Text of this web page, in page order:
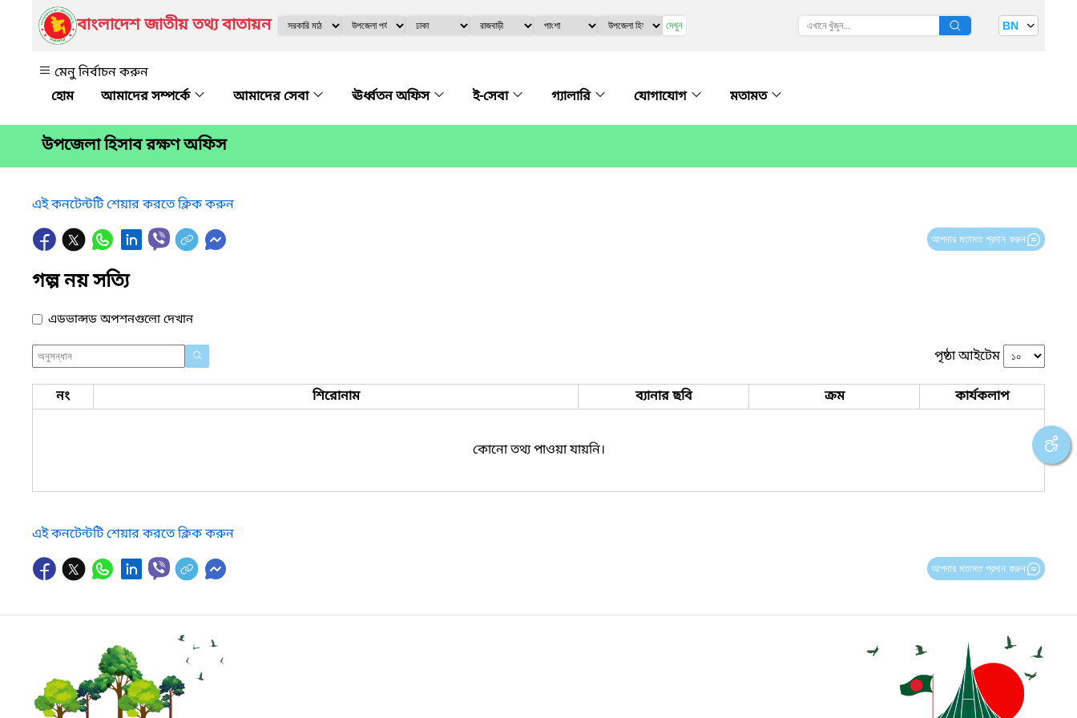
বাংলাদেশ জাতীয় তথ্য বাতায়ন দেখুন BN
মেনু নির্বাচন করুন
আমাদের সম্পর্কে
আমাদের সেবা ঊর্ধ্বতন অফিস ই-সেবা গ্যালারি যোগাযোগ মতামত
উপজেলা হিসাব রক্ষণ অফিস
এই কনটেন্টটি শেয়ার করতে ক্লিক করুন
আপনার মতামত প্রদান করুন
গল্প নয় সত্যি
এডভান্সড অপশনগুলো দেখান
পৃষ্ঠা আইটেম
নং শিরোনাম ব্যানার ছবি ক্রম কার্যকলাপ
কোনো তথ্য পাওয়া যায়নি।
এই কনটেন্টটি শেয়ার করতে ক্লিক করুন
আপনার মতামত প্রদান করুন